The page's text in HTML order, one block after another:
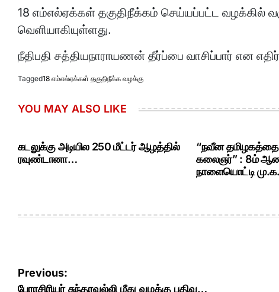
18 எம்எல்ஏக்கள் தகுதிநீக்கம் செய்யப்பட்ட வழக்கில்
வெளியாகியுள்ளது.
நீதிபதி சத்தியநாராயணன் தீர்ப்பை வாசிப்பார் என
Tagged18 எம்எல்ஏக்கள் தகுதிநீக்க வழக்கு
YOU MAY ALSO LIKE
கடலுக்கு அடியில 250 மீட்டர் ஆழத்தில்
ரவுண்டானா…
“நவீன தமிழகத்தை
கலைஞர்” : 8ம்
நாளையொட்டி
Post
Previous:
பேராசிரியர் சுந்தரவல்லி மீது வழக்கு பதிவு…